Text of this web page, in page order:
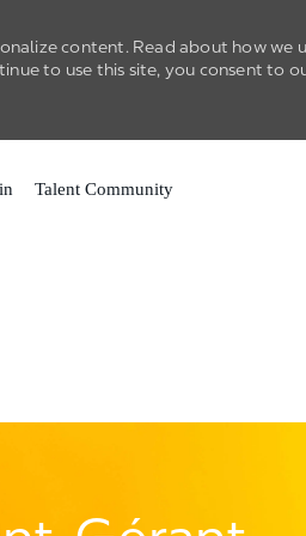
content. Read about how we
to use this site, you consent to
Talent Community